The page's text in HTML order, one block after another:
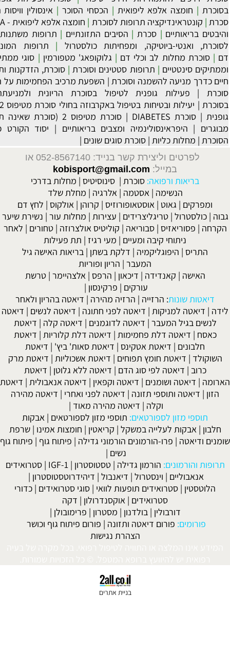
|הכסחי הסוכר|אינסולין וויסות הסוכר הנסיוב| סוכרת,
תרופות לסוכרת|חומצה אלפא ליפואית - ALA | אומגה-3 |תה ירוק
|הסיבים התזונתיים| תרופות משתנות, נוגדי חומצה, תרופות
ומפחיתות כולסטרול |תרופות המונעות טרומבוסים-קרישי
דם|גלוקופאג' מטפורמין| סוגי ממתיקים, ממתיקים טבעיים,
סטטינים וסוכרת|סוכרת, הזדקנות ותהליכי הגליקציה|אורך
וסוכרת |השפעת מרכיב הפחמימות על הטיפול הנשים הרות עם
לטיפול בסוכרת הריונית ולמניעתה|חידושים בטיפול
בטיפול באקרבוזה בחולי סוכרת מטיפוס 2 |תזונה נכונה ובריאות
|
סוכרת מטיפוס 2 (סוכרת שאינה תלויה באינסולין) סוכרת
ומצבים בריאותיים| יסוד הקורט כרום כתוספת למחלת
סוכרת סוגים שונים|
בנייד: 052-8567140
או
kobisport@gmail.com
|סינוסיטיס|מחלות בדרכי
אלרגיה|מחלת שלד
| קרוהן |אולקוס|לחץ דם
|עצירות|מחלות עור| נשירת שיער
|קוליטיס אולצרוזה|טחורים|לאחר
| מעי רגיז |תת פעילות
דלקת בשתן|בריאות האישה גיל
דיכאון|הרפס|אלצהיימר|טרשת
הרזיה מהירה|דיאטה בהריון ולאחר
דיאטה לפני חתונה|דיאטה לנשים| דיאטה
דיאטה לדוגמנים|דיאטה קלה |דיאטת
|דיאטה דלת קלוריות| דיאטת
אטקינס|דיאטת סאות' ביץ'|דיאטת
תפוחים|דיאטת אשכוליות|דיאטת מרק
סוג הדם| דיאטה ללא גלוטן|דיאטת
|דיאטה וקפאין |דיאטה אנאבולית|דיאטת
| דיאטה לפני ואחרי|דיאטה מהירה
דיאטה מהירה מאוד|
תוספי מזון לספורטאים |אבקות
במשקל|קריאטין|חומצות אמינו |שרפת
הורמוני גדילה|פיתוח גוף|פיתוח גוף
גדילה|טסטוסטרון|
IGF-1
|סטרואידים
דיאנבול|דיהידרוטסטוסטרון|
תופעות לוואי|סוגי סטרואידים| כדורי
אוקסנדרולון|דקה
מסטרון|פרימובולן|
ותזונה|פורום פיתוח גוף וכושר